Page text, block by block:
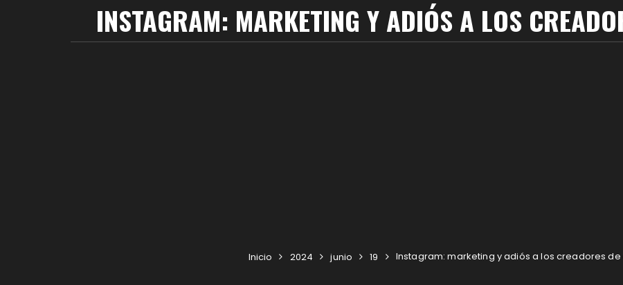
INSTAGRAM: MARKETING Y ADIÓS A LOS
Inicio 2024 junio 19 Instagram: marketing y adiós a los creadores